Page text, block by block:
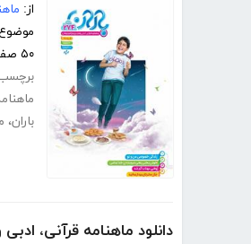
از:
۵۰ صفحه
باران،
دانلود ماهنامه قرآنی،